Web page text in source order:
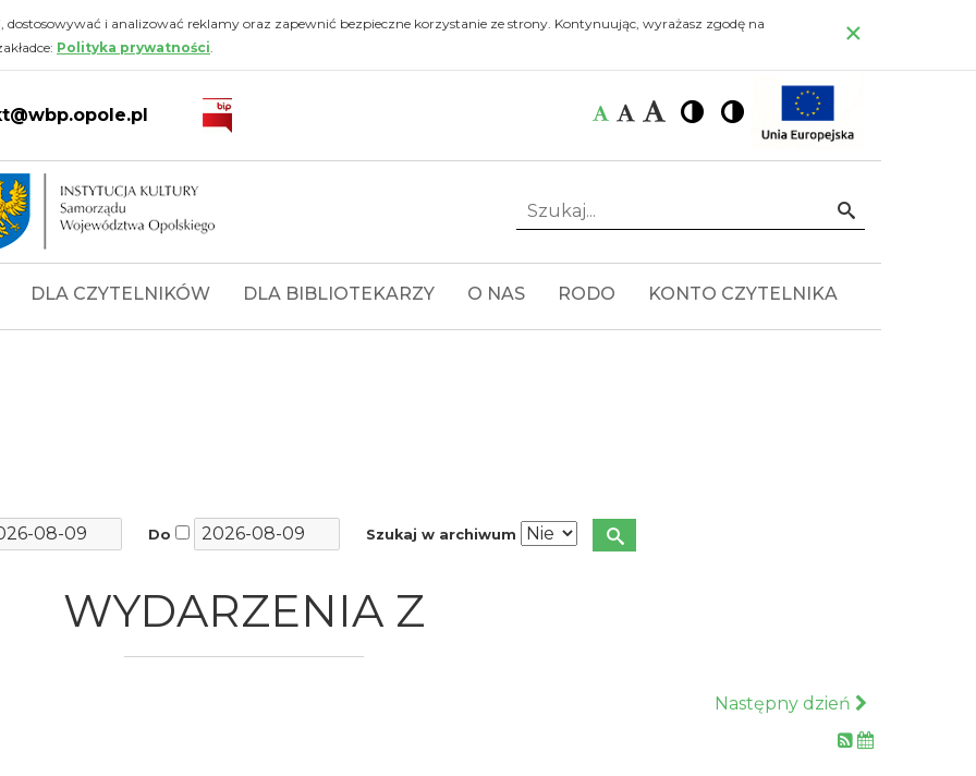
i analizować reklamy oraz zapewnić bezpieczne korzystanie ze strony. Kontynuując, wyrażasz zgodę na
Polityka prywatności. ×
Czcionka:
Czcionka
Czcionka
Czcionka
Wysoki
kontrast
Wysoki
kontrast
Idź
Szukaj...
DLA CZYTELNIKÓW DLA BIBLIOTEKARZY O NAS RODO KONTO CZYTELNIKA
Do Szukaj w archiwum
WYDARZENIA Z
Następny dzień